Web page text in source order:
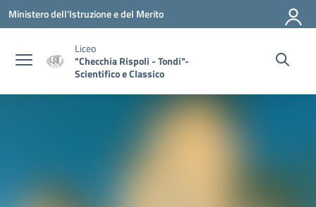
Vai ai contenuti
Vai al menu di navigazione
Vai al footer
Ministero dell'Istruzione e del Merito
Liceo
"Checchia Rispoli - Tondi"-
Scientifico e Classico